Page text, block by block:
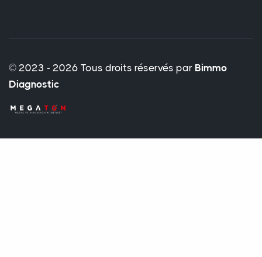
© 2023 - 2026 Tous droits réservés par Bimmo
Diagnostic